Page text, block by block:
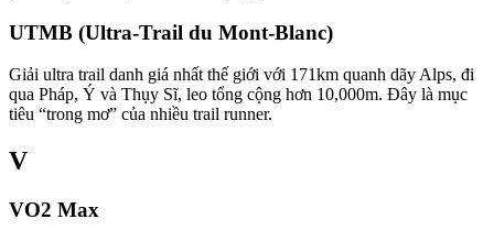
UTMB (Ultra-Trail du Mont-Blanc)
Giải ultra trail danh giá nhất thế giới với 171km quanh dãy Alps, đi
qua Pháp, Ý và Thụy Sĩ, leo tổng cộng hơn 10,000m. Đây là mục
tiêu “trong mơ” của nhiều trail runner.
V
VO2 Max